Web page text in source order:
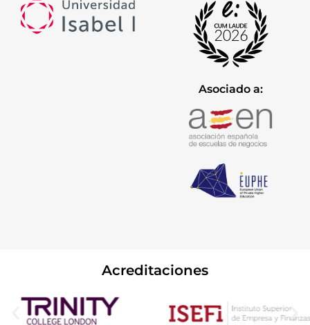
Asociado a:
Acreditaciones